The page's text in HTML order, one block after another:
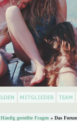
Häufig gestellte Fragen » Das